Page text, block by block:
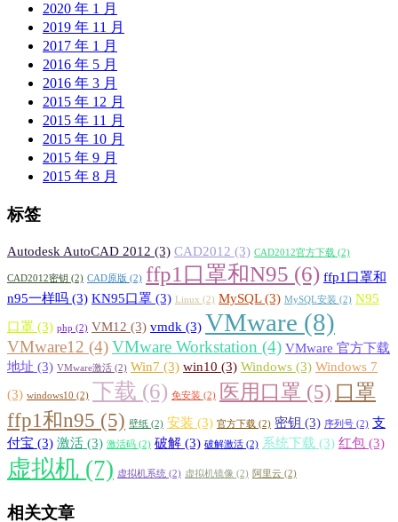
2020 年 1 月
2019 年 11 月
2017 年 1 月
2016 年 5 月
2016 年 3 月
2015 年 12 月
2015 年 11 月
2015 年 10 月
2015 年 9 月
2015 年 8 月
标签
Autodesk AutoCAD 2012 (3) CAD2012 (3) CAD2012官方下载 (2)
CAD2012密钥 (2) CAD原版 (2) ffp1口罩和N95 (6) ffp1口罩和
n95一样吗 (3) KN95口罩 (3) Linux (2) MySQL(3) MySQL安装 (2) N95
口罩 (3) php (2) VM12 (3) vmdk (3) VMware (8)
VMware12 (4)VMware Workstation (4) VMware 官方下载
地址 (3) VMware激活 (2) Win7 (3) win10 (3) Windows (3) Windows 7
(3) windows10 (2) 下载 (6) 免安装 (2) 医用口罩 (5) 口罩
ffp1和n95 (5) 壁纸 (2) 安装 (3) 官方下载 (2) 密钥 (3) 序列号 (2) 支
付宝 (3) 激活 (3) 激活码 (2) 破解 (3) 破解激活 (2) 系统下载 (3) 红包 (3)
虚拟机 (7) 虚拟机系统 (2) 虚拟机镜像 (2) 阿里云 (2)
相关文章